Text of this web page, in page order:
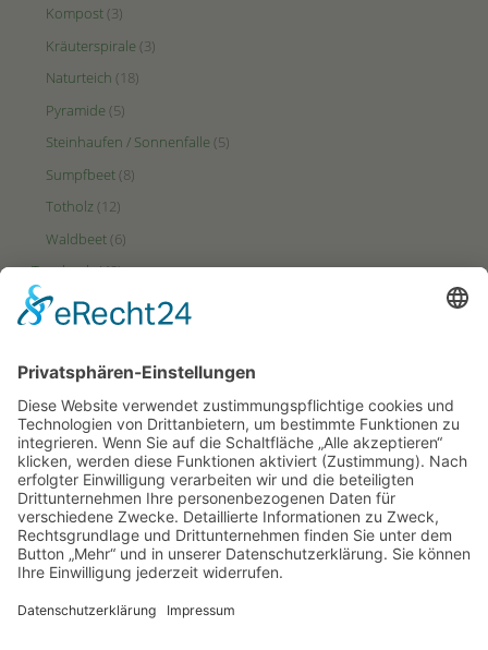
Kompost(3)
Kräuterspirale (3)
Naturteich (18)
Pyramide (5)
Steinhaufen / Sonnenfalle (5)
Sumpfbeet(8)
Totholz (12)
Waldbeet(6)
Tagebuch(48)
Videos(2)
Ertrags-Zone(23)
HotSpot-Zone(27)
Puffer-Zone(9)
PARTNERSEITEN
Hortus-Netzwerk.de
Hortus-Insectorum.de